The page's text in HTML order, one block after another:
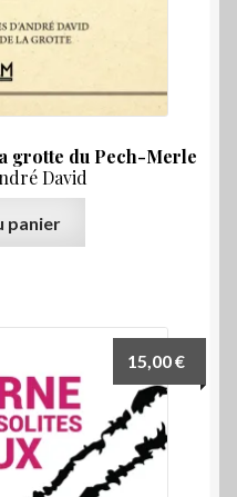
grotte du Pech-Merle
David
panier
15,00€